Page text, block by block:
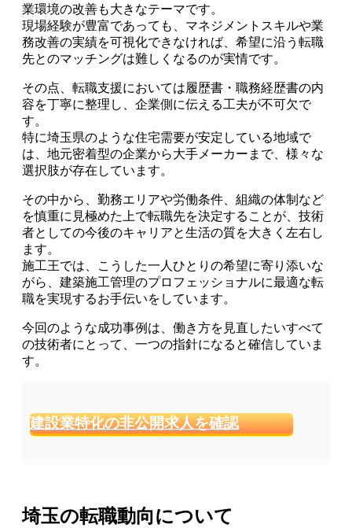
業環境の改善も大きなテーマです。
現場経験が豊富であっても、マネジメントスキルや業
務改善の実績を可視化できなければ、希望に沿う転職
先とのマッチングは難しくなるのが実情です。
その点、転職支援においては履歴書・職務経歴書の内
容を丁寧に整理し、企業側に伝える工夫が不可欠で
す。
特に埼玉県のような住宅需要が安定している地域で
は、地元密着型の企業から大手メーカーまで、様々な
選択肢が存在しています。
その中から、勤務エリアや労働条件、組織の体制など
を慎重に見極めた上で転職先を決定することが、技術
者としての今後のキャリアと生活の質を大きく左右し
ます。
施工王では、こうした一人ひとりの希望に寄り添いな
がら、建築施工管理のプロフェッショナルに最適な転
職を実現するお手伝いをしています。
今回のような成功事例は、働き方を見直したいすべて
の技術者にとって、一つの指針になると確信していま
す。
建設業特化の非公開求人を確認
埼玉の転職動向について